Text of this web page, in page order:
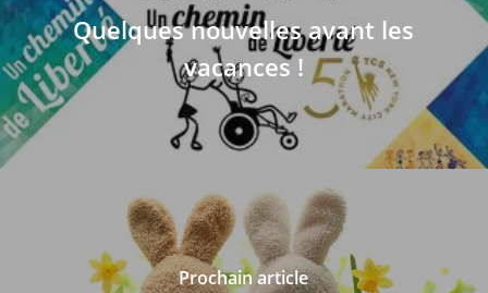
Quelques nouvelles avant les
vacances !
Prochain article